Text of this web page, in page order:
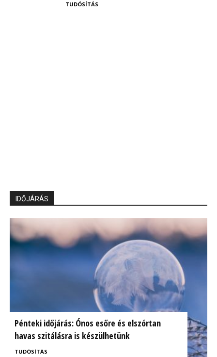
TUDÓSÍTÁS
IDŐJÁRÁS
Pénteki időjárás: Ónos esőre és elszórtan
havas szitálásra is készülhetünk
TUDÓSÍTÁS